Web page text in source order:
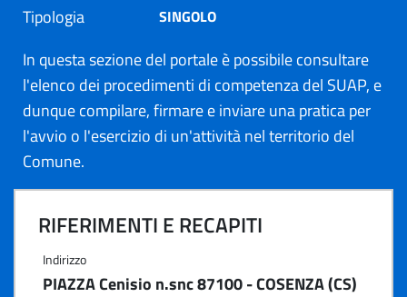
Tipologia SINGOLO
In questa sezione del portale è possibile consultare
l'elenco dei procedimenti di competenza del SUAP, e
dunque compilare, firmare e inviare una pratica per
l'avvio o l'esercizio di un'attività nel territorio del
Comune.
RIFERIMENTI E RECAPITI
Indirizzo
PIAZZA Cenisio n.snc 87100 - COSENZA (CS)